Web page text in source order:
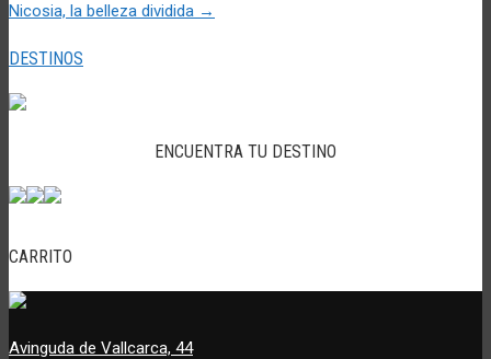
Nicosia, la belleza dividida →
DESTINOS
ENCUENTRA TU DESTINO
CARRITO
Avinguda de Vallcarca, 44